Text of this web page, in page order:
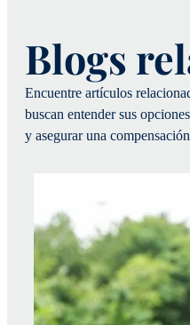
Blogs
Encuentre artículos
buscan entender sus
y asegurar una